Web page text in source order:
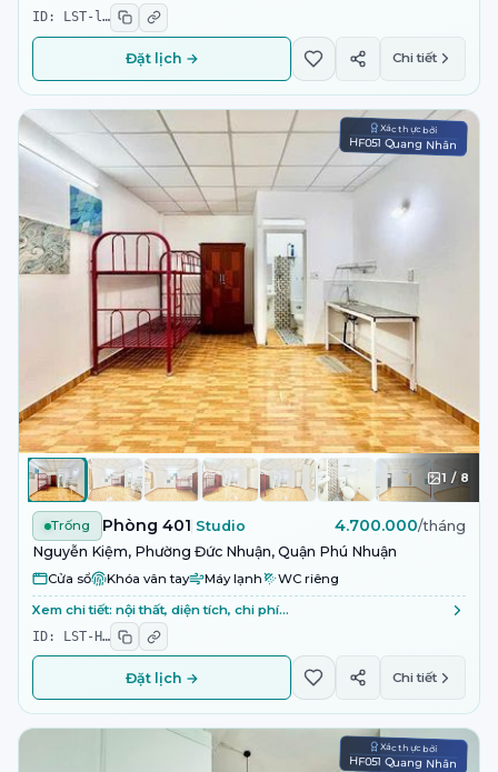
ID:
LST-l…
Đặt lịch → Chi tiết
Xác thực bởi
HF051 Quang Nhân
1 /8
Trống Phòng 401 Studio 4.700.000/tháng
Nguyễn Kiệm, Phường Đức Nhuận, Quận Phú Nhuận
Cửa sổ Khóa vân tay Máy lạnh WC riêng
Xem chi tiết: nội thất, diện tích, chi phí…
ID:
LST-H…
Đặt lịch → Chi tiết
Xác thực bởi
HF051 Quang Nhân